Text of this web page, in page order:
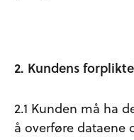
2. Kundens
2.1 Kunden må ha
å overføre dataene